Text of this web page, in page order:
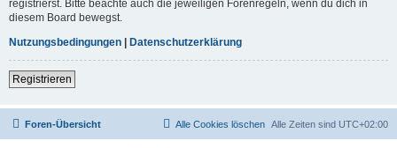
registrierst. Bitte beachte auch die jeweiligen Forenregeln, wenn du dich in
diesem Board bewegst.
Nutzungsbedingungen | Datenschutzerklärung
Registrieren
Foren-Übersicht Alle Zeiten sind UTC+02:00
Alle Cookies löschen